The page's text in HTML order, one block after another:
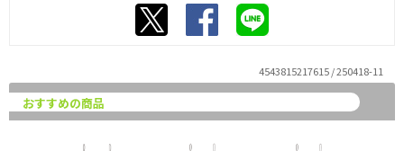
4543815217615 / 250418-11
おすすめの商品